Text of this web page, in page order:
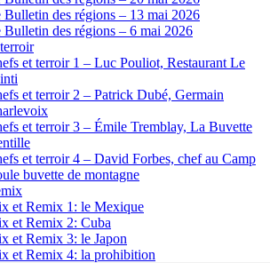
Bulletin des régions – 13 mai 2026
Bulletin des régions – 6 mai 2026
et terroir 1 – Luc Pouliot, Restaurant Le
et terroir 2 – Patrick Dubé, Germain
et terroir 3 – Émile Tremblay, La Buvette
et terroir 4 – David Forbes, chef au Camp
buvette de montagne
et Remix 1: le Mexique
et Remix 2: Cuba
et Remix 3: le Japon
et Remix 4: la prohibition